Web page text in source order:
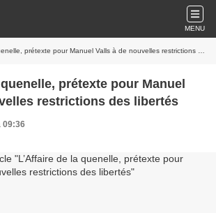
MENU
prétexte pour Manuel Valls à de nouvelles restrictions des libertés
prétexte pour Manuel
restrictions des libertés
09:36